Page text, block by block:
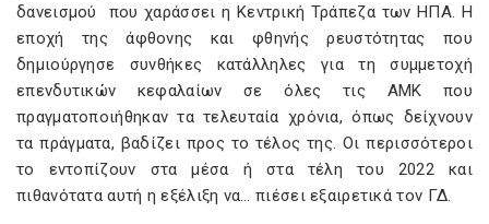
δανεισμού που χαράσσει η Κεντρική Τράπεζα των ΗΠΑ. Η
εποχή της άφθονης και φθηνής ρευστότητας που
δημιούργησε συνθήκες κατάλληλες για τη συμμετοχή
επενδυτικών κεφαλαίων σε όλες τις ΑΜΚ που
πραγματοποιήθηκαν τα τελευταία χρόνια, όπως δείχνουν
τα πράγματα, βαδίζει προς το τέλος της. Οι περισσότεροι
το εντοπίζουν στα μέσα ή στα τέλη του 2022 και
πιθανότατα αυτή η εξέλιξη να… πιέσει εξαιρετικά τον ΓΔ.